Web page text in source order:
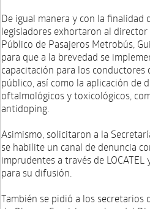
De igual manera y con la finalidad
legisladores exhortaron al
Público de Pasajeros Metrobús,
para que a la brevedad se
capacitación para los
público, así como la aplicación de
oftalmológicos y toxicológicos,
antidoping.
Asimismo, solicitaron a la
se habilite un canal de denuncia
imprudentes a través de LOCATEL
para su difusión.
También se pidió a los secretarios